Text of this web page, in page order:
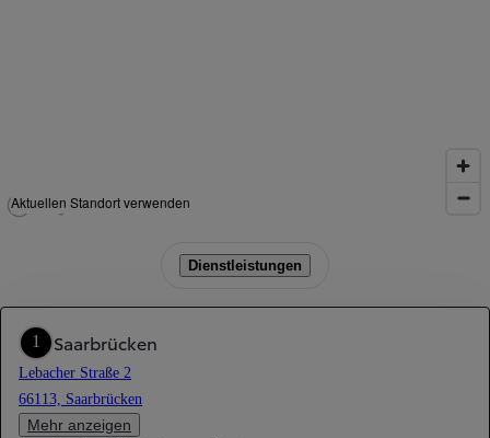
Aktuellen Standort verwenden
Dienstleistungen
1 Saarbrücken
Lebacher Straße 2
66113, Saarbrücken
Mehr anzeigen